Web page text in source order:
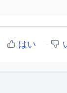
はい